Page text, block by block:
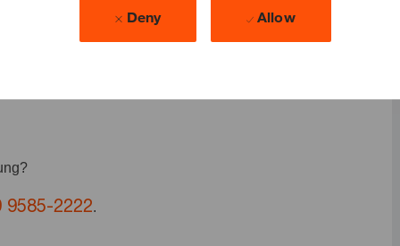
Deny Allow
Gehe mit uns gemeinsam gesellschaftliche
in uns und die Wirtschaft!
9585-2222.